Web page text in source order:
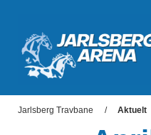
Jarlsberg Travbane Aktuelt